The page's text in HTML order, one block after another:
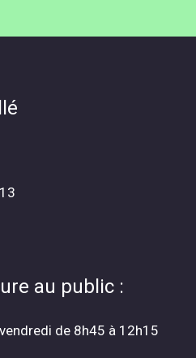
au public :
de 8h45 à 12h15